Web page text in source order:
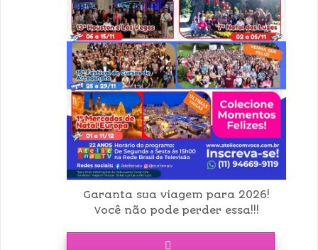
Garanta sua viagem para 2026!
Você não pode perder essa!!!